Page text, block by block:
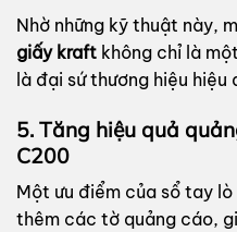
Nhờ những kỹ thuật này,
giấy kraft không chỉ là
là đại sứ thương hiệu hiệu
5. Tăng hiệu quả
C200
Một ưu điểm của sổ tay
thêm các tờ quảng cáo,